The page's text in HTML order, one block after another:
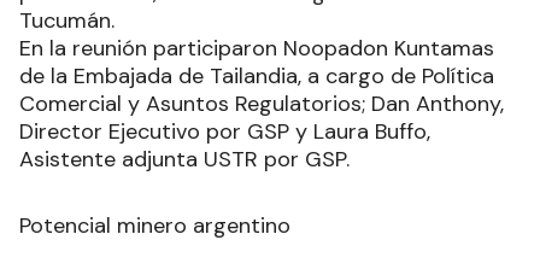
Tucumán.
En la reunión participaron Noopadon Kuntamas
de la Embajada de Tailandia, a cargo de Política
Comercial y Asuntos Regulatorios; Dan Anthony,
Director Ejecutivo por GSP y Laura Buffo,
Asistente adjunta USTR por GSP.
Potencial minero argentino